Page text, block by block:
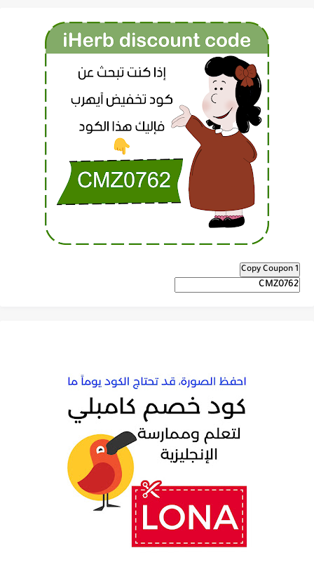
Copy Coupon 1